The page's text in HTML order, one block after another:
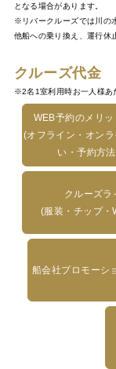
となる場合があります。
※リバークルーズでは川の
他船への乗り換え、運行休
クルーズ代金
※2名1室利用時お一人様あ
WEB予約のメリ
(オフライン・オン
い・予約方
クルーズラ
(服装・チップ・
船会社プロモーシ